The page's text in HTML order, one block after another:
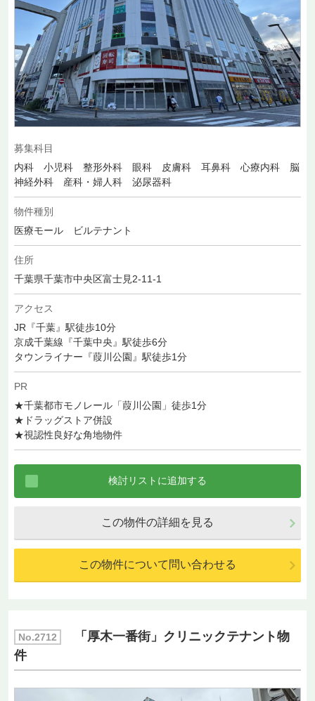
募集科目
内科 小児科 整形外科 眼科 皮膚科 耳鼻科 心療内科 脳
神経外科 産科・婦人科 泌尿器科
物件種別
医療モール ビルテナント
住所
千葉県千葉市中央区富士見2-11-1
アクセス
JR『千葉』駅徒歩10分
京成千葉線『千葉中央』駅徒歩6分
タウンライナー『葭川公園』駅徒歩1分
PR
★千葉都市モノレール「葭川公園」徒歩1分
★ドラッグストア併設
★視認性良好な角地物件
この物件の詳細を見る
この物件について問い合わせる
No.2712
「厚木一番街」クリニックテナント物
件